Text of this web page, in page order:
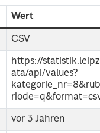
Wert
CSV
https://
ata/api/values?
vor 3 Jahren